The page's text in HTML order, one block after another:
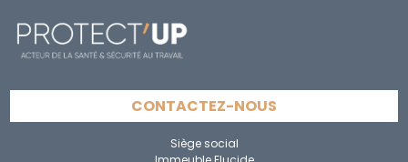
CONTACTEZ-NOUS
Siège social